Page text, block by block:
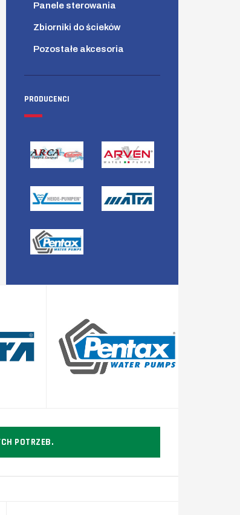
Panele sterowania
Zbiorniki do ścieków
Pozostałe akcesoria
PRODUCENCI
POTRZEB.